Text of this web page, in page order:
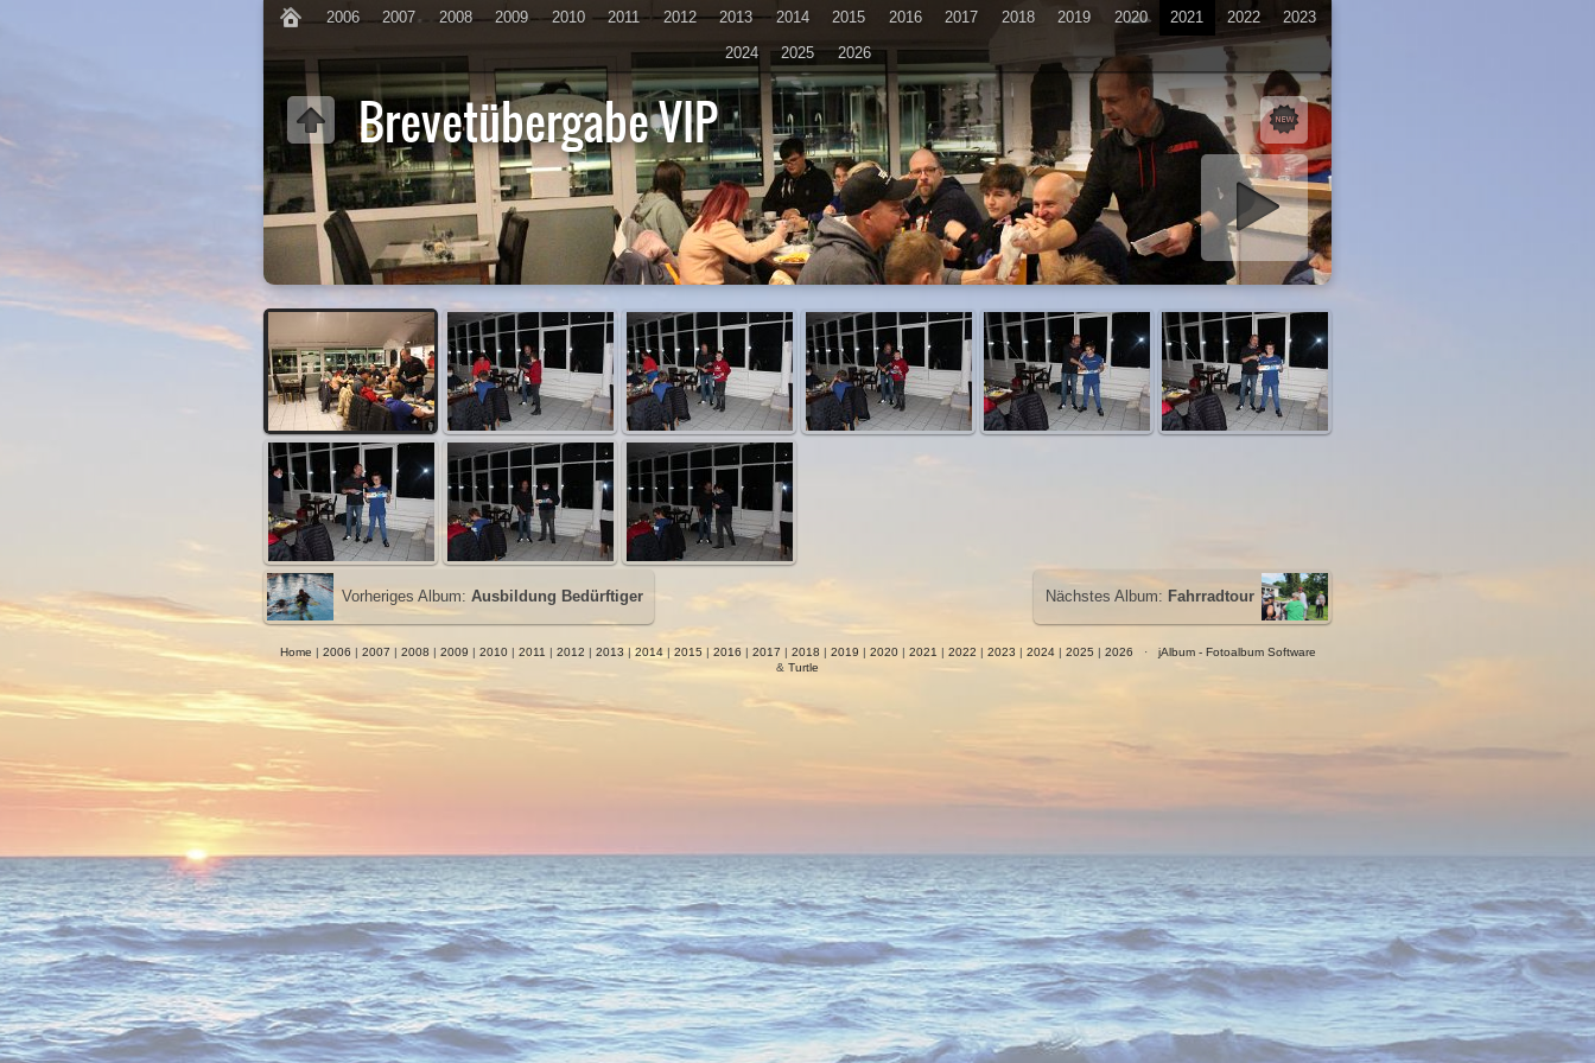
2006 2007 2008 2009 2010 2011 2012 2013 2014 2015 2016 2017 2018 2019 2020 2021 2022
2023
2024
2025 2026
Brevetübergabe VIP
Diashow starten
Nächstes Album: Fahrradtour
Vorheriges Album: Ausbildung Bedürftiger
Home | 2006 | 2007 | 2008 | 2009 | 2010| 2011 | 2012 | 2013| 2014| 2015| 2016 | 2017 | 2018 | 2019 | 2020| 2021 | 2022 | 2023 | 2024| 2025| 2026 · jAlbum - Fotoalbum Software
& Turtle